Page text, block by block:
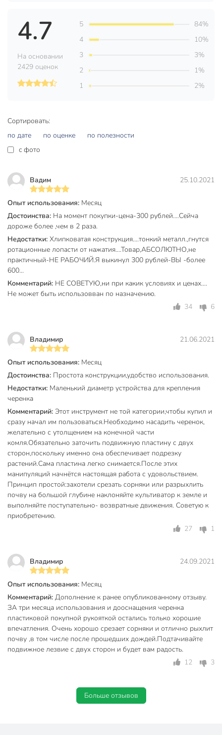
Бренд
Тип
ротационный
С черенком
Модель
Вес в упаковке
Сортировать:
по дате
по оценке
по полезности
c фото
Вадим 25.10.2021
Опыт использования: Месяц
Достоинства: На момент покупки-цена-300 рублей....Сейча
дороже более ,чем в 2 раза.
Недостатки: Хлипковатая конструкция....тонкий металл.,гнутся
ротационные лопасти от нажатия....Товар,АБСОЛЮТНО,не
практичный-НЕ РАБОЧИЙ.Я выкинул 300 рублей-ВЫ -более
600...
Комментарий: НЕ СОВЕТУЮ,ни при какик условиях и ценах....
Не может быть использовван по назначению.
34
6
Владимир 21.06.2021
Опыт использования: Месяц
Достоинства: Простота конструкции,удобство использования.
Недостатки: Маленький диаметр устройства для крепления
черенка
Комментарий: Этот инструмент не той категории,чтобы купил и
сразу начал им пользоваться.Необходимо насадить черенок,
желательно с утолщением на конечной части
комля.Обязательно заточить подвижную пластину с двух
сторон,поскольку именно она обеспечивает подрезку
растений.Сама пластина легко снимается.После этих
манипуляций начнётся настоящая работа с удовольствием.
Принцип простой:захотели срезать сорняки или разрыхлить
почву на большой глубине наклоняйте культиватор к земле и
выполняйте поступательно- возвратные движения. Советую к
приобретению.
27
1
Владимир 24.09.2021
Опыт использования: Месяц
Комментарий: Дополнение к ранее опубликованному отзыву.
ЗА три месяца использования и дооснащения черенка
пластиковой покупной рукояткой остались только хорошие
впечатления. Очень хорошо срезает сорняки и отлично рыхлит
почву ,в том числе после прошедших дождей.Подтачивайте
подвижное лезвие с двух сторон и будет вам радость.
12
3
Больше отзывов
4.7
На основании
2429 оценок
5
84%
4
10%
3
3%
2
1%
1
2%